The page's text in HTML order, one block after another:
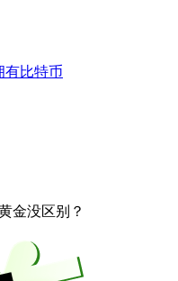
有比特币
金没区别？